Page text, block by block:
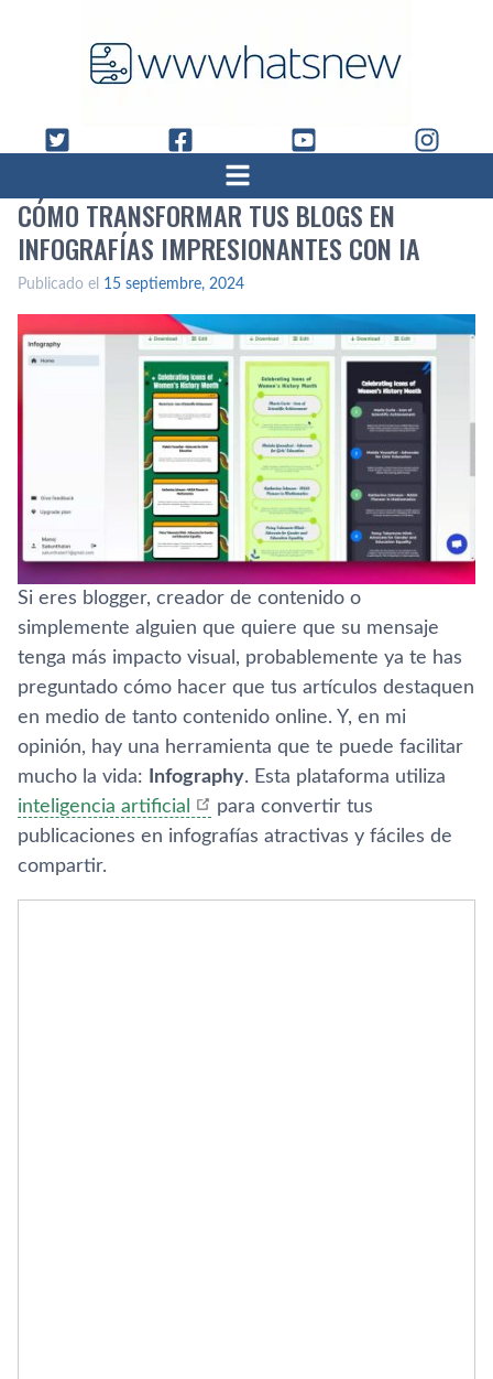
CÓMO TRANSFORMAR TUS BLOGS EN
INFOGRAFÍAS IMPRESIONANTES CON IA
Publicado el 15 septiembre, 2024
Si eres blogger, creador de contenido o
simplemente alguien que quiere que su mensaje
tenga más impacto visual, probablemente ya te has
preguntado cómo hacer que tus artículos destaquen
en medio de tanto contenido online. Y, en mi
opinión, hay una herramienta que te puede facilitar
mucho la vida:
Infography. Esta plataforma utiliza
inteligencia artificial
para convertir tus
publicaciones en infografías atractivas y fáciles de
compartir.